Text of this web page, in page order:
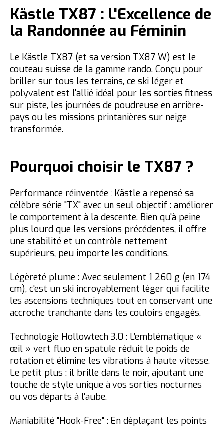
Kästle TX87 : L'Excellence de
la Randonnée au Féminin
Le Kästle TX87 (et sa version TX87 W) est le
couteau suisse de la gamme rando. Conçu pour
briller sur tous les terrains, ce ski léger et
polyvalent est l'allié idéal pour les sorties fitness
sur piste, les journées de poudreuse en arrière-
pays ou les missions printanières sur neige
transformée.
Pourquoi choisir le TX87 ?
Performance réinventée : Kästle a repensé sa
célèbre série "TX" avec un seul objectif : améliorer
le comportement à la descente. Bien qu'à peine
plus lourd que les versions précédentes, il offre
une stabilité et un contrôle nettement
supérieurs, peu importe les conditions.
Légèreté plume : Avec seulement 1 260 g (en 174
cm), c'est un ski incroyablement léger qui facilite
les ascensions techniques tout en conservant une
accroche tranchante dans les couloirs engagés.
Technologie Hollowtech 3.0 : L’emblématique «
œil » vert fluo en spatule réduit le poids de
rotation et élimine les vibrations à haute vitesse.
Le petit plus : il brille dans le noir, ajoutant une
touche de style unique à vos sorties nocturnes
ou vos départs à l'aube.
Maniabilité "Hook-Free" : En déplaçant les points